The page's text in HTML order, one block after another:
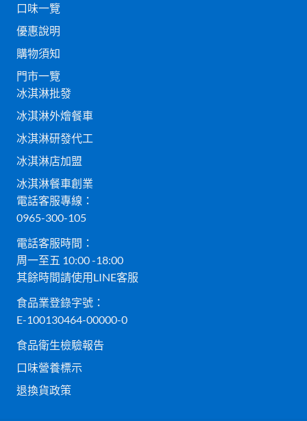
口味一覽
優惠說明
購物須知
門市一覽
冰淇淋批發
冰淇淋外燴餐車
冰淇淋研發代工
冰淇淋店加盟
冰淇淋餐車創業
電話客服專線：
0965-300-105
電話客服時間：
周一至五 10:00 -18:00
其餘時間請使用LINE客服
食品業登錄字號：
E-100130464-00000-0
食品衛生檢驗報告
口味營養標示
退換貨政策